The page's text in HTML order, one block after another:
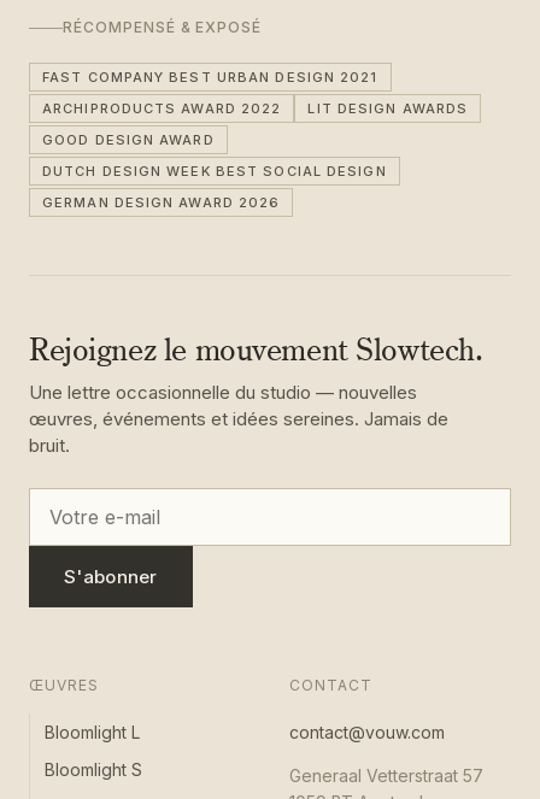
RÉCOMPENSÉ & EXPOSÉ
FAST COMPANY BEST URBAN DESIGN 2021
ARCHIPRODUCTS AWARD 2022
LIT DESIGN AWARDS
GOOD DESIGN AWARD
DUTCH DESIGN WEEK BEST SOCIAL DESIGN
GERMAN DESIGN AWARD 2026
Rejoignez le mouvement Slowtech.
Une lettre occasionnelle du studio — nouvelles
œuvres, événements et idées sereines. Jamais de
bruit.
S'abonner
ŒUVRES
Bloomlight L
Bloomlight S
CONTACT
contact@vouw.com
Generaal Vetterstraat 57